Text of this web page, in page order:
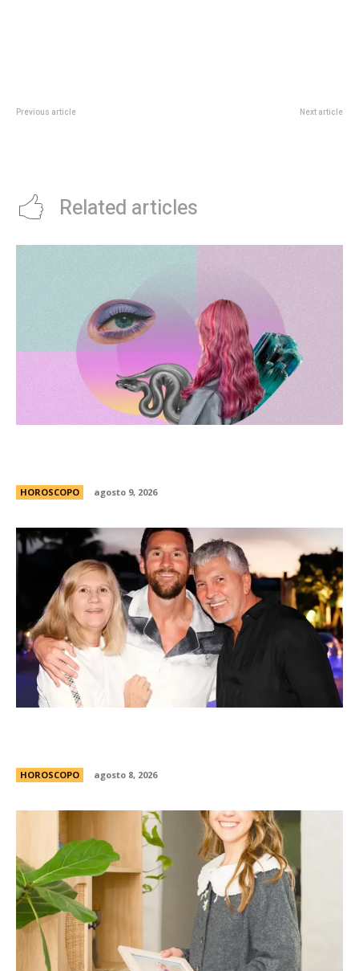
Previous article Next article
Related articles
HOROSCOPO agosto 9, 2026
HOROSCOPO agosto 8, 2026